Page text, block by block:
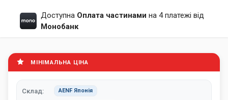
Доступна Оплата частинами на 4 платежі від
Монобанк
МІНІМАЛЬНА ЦІНА
Склад: AENF Японія